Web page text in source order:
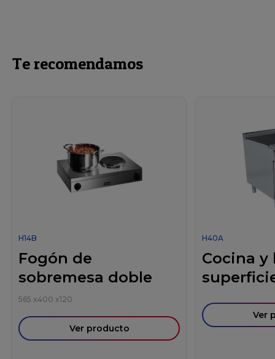
Te recomendamos
H14B
Fogón de
sobremesa doble
565 x400 x120
Ver producto
H40A
Cocina y
Ver